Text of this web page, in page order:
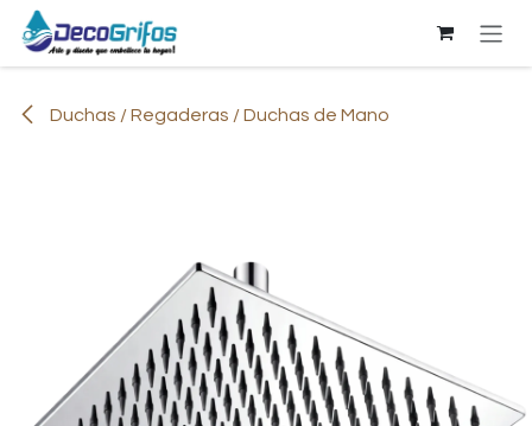
Ir al contenido
Duchas / Regaderas / Duchas de Mano